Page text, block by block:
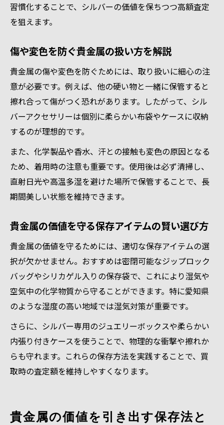
習慣化することで、シルバーの価値を保ちつつ高額査定
を狙えます。
傷や変色を防ぐ貴金属の扱い方を解説
貴金属の傷や変色を防ぐためには、取り扱いに細心の注
意が必要です。例えば、他の硬い物と一緒に保管すると
擦れ合って傷がつく恐れがあります。したがって、シル
バーアクセサリーは個別に柔らかい布袋やケースに収納
するのが理想的です。
また、化学製品や香水、汗との接触も変色の原因となる
ため、着用時の注意も重要です。使用後は必ず清掃し、
直射日光や高温多湿を避けた場所で保管することで、長
期間美しい状態を維持できます。
貴金属の価値を守る保存アイテムの賢い選び方
貴金属の価値を守るためには、適切な保存アイテムの選
択が欠かせません。おすすめは密閉可能なジップロック
バッグやシリカゲル入りの保存袋で、これにより湿気や
空気中の化学物質から守ることができます。特に愛知県
のような湿度の高い地域では湿気対策が重要です。
さらに、シルバー専用のジュエリーボックスや柔らかい
内張り付きケースを使うことで、物理的な衝撃や擦れか
らも守れます。これらの保存方法を実践することで、買
取時の査定額を維持しやすくなります。
貴金属の価値を引き出す保存法と